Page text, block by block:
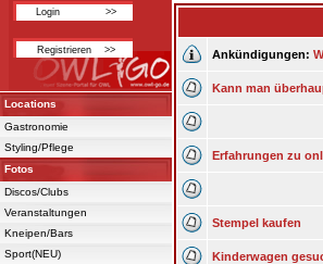
Locations
Gastronomie
Styling/Pflege
Fotos
Discos/Clubs
Veranstaltungen
Kneipen/Bars
Sport(NEU)
Ankündigungen:
Kann man
Erfahrungen zu
Stempel kaufen
Kinderwagen